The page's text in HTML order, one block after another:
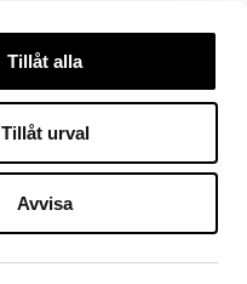
Tillåt alla
Tillåt urval
Avvisa